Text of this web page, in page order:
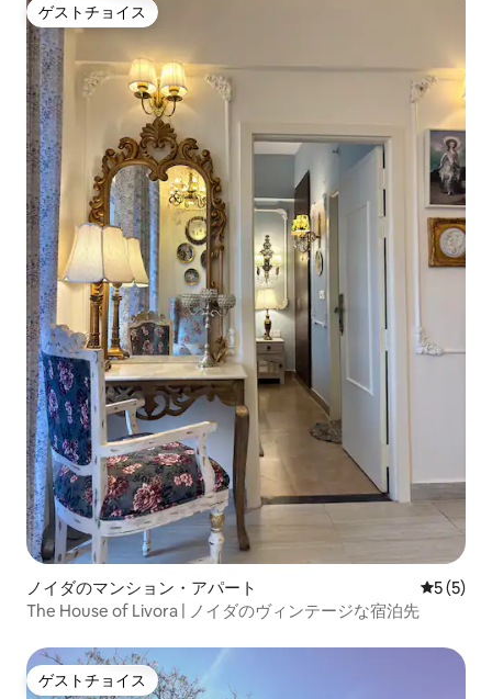
ゲストチョイス
ゲストチョイス
ノイダのマンション・アパート レビュー
5 (5)
The House of Livora | ノイダのヴィンテージな宿泊先
ゲストチョイス
ゲストチョイス